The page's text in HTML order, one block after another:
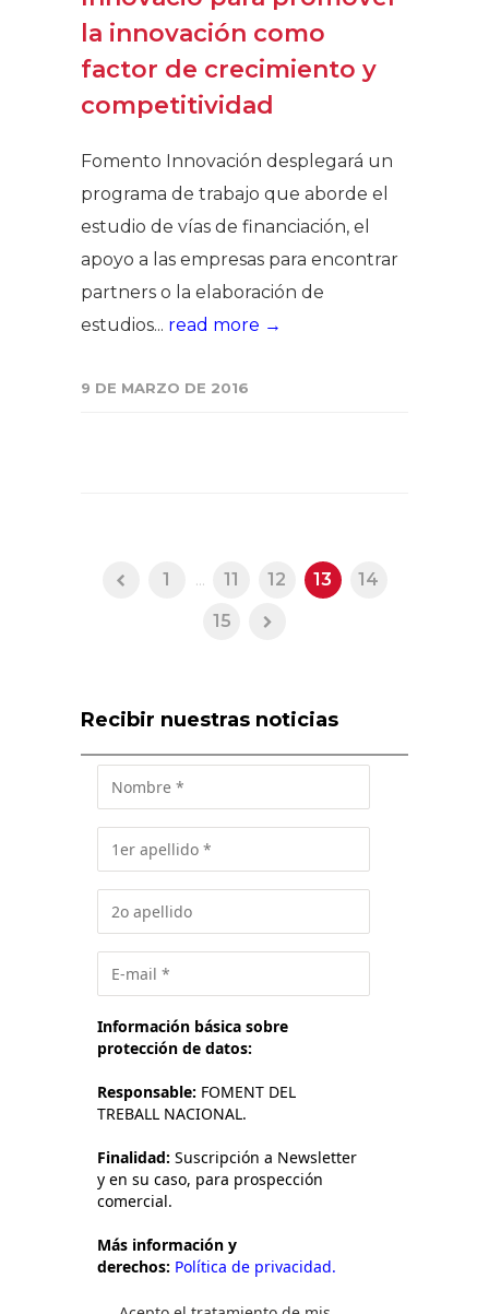
la innovación como
factor de crecimiento y
competitividad
Fomento Innovación desplegará un
programa de trabajo que aborde el
estudio de vías de financiación, el
apoyo a las empresas para encontrar
partners o la elaboración de
estudios... read more →
9 DE MARZO DE 2016
1 ... 11 12 13
14
15
Recibir nuestras noticias
Información básica sobre
protección de datos:
Responsable: FOMENT DEL
TREBALL NACIONAL.
Finalidad: Suscripción a Newsletter
y en su caso, para prospección
comercial.
Más información y
derechos: Política de privacidad.